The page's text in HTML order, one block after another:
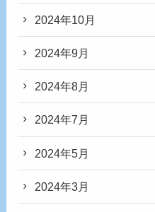
2024年10月
2024年9月
2024年8月
2024年7月
2024年5月
2024年3月